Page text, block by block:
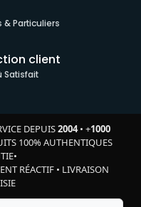
& Particuliers
client
Satisfait
DEPUIS2004• +1000
100% AUTHENTIQUES
•
RÉACTIF • LIVRAISON